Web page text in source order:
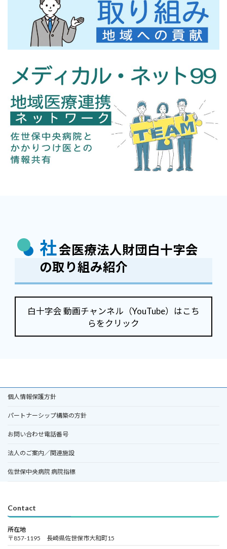
社会医療法人財団白十字会
の取り組み紹介
白十字会 動画チャンネル（YouTube）はこち
らをクリック
個人情報保護方針
パートナーシップ構築の方針
お問い合わせ電話番号
法人のご案内／関連施設
佐世保中央病院 病院指標
Contact
所在地
〒857-1195 長崎県佐世保市大和町15